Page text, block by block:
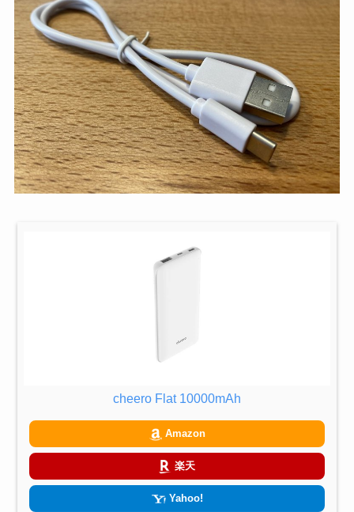
cheero Flat 10000mAh
Amazon
楽天
Yahoo!